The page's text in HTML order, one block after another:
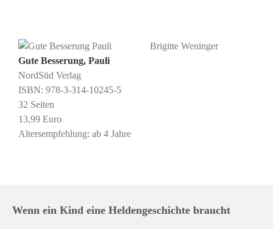
Brigitte Weninger
Gute Besserung, Pauli
NordSüd Verlag
ISBN: 978-3-314-10245-5
32 Seiten
13,99 Euro
Altersempfehlung: ab 4 Jahre
Wenn ein Kind eine Heldengeschichte braucht